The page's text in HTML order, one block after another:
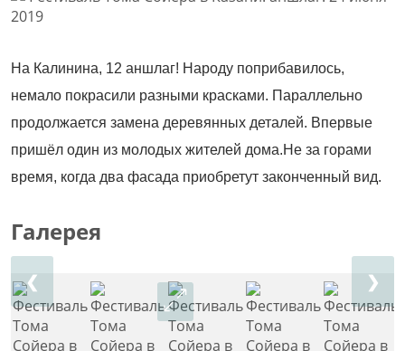
На Калинина, 12 аншлаг! Народу поприбавилось,
немало покрасили разными красками. Параллельно
продолжается замена деревянных деталей. Впервые
пришёл один из молодых жителей дома.Не за горами
время, когда два фасада приобретут законченный вид.
Галерея
❮ ❯